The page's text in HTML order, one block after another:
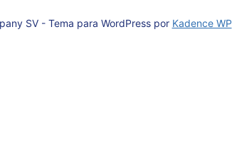
SV - Tema para WordPress por Kadence WP